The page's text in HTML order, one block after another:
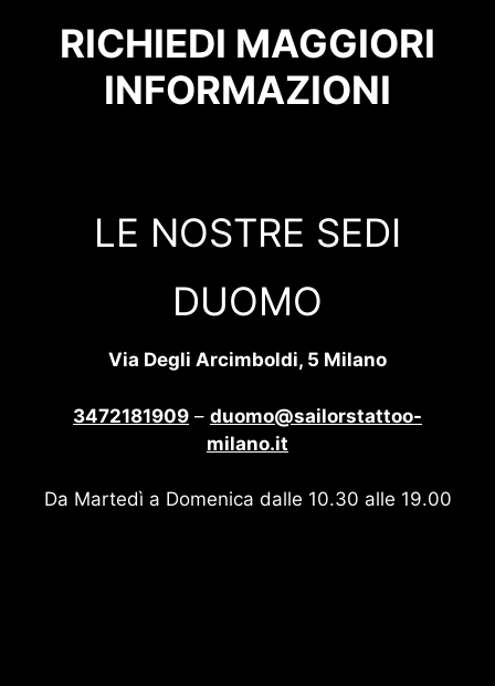
RICHIEDI MAGGIORI
INFORMAZIONI
LE NOSTRE SEDI
DUOMO
Via Degli Arcimboldi, 5 Milano
3472181909 – duomo@sailorstattoo-
milano.it
Da Martedì a Domenica dalle 10.30 alle 19.00